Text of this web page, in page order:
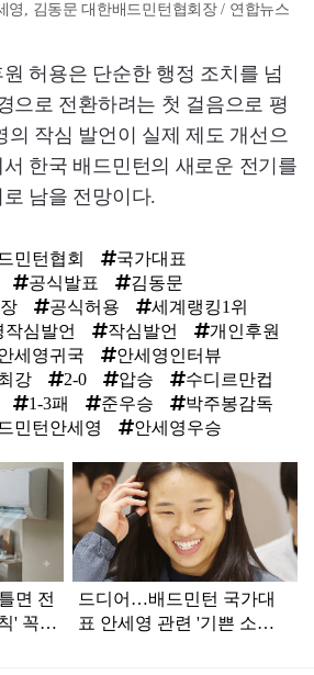
영, 김동문 대한배드민턴협회장 / 연합뉴스
허용은 단순한 행정 조치를 넘
으로 전환하려는 첫 걸음으로 평
의 작심 발언이 실제 제도 개선으
한국 배드민턴의 새로운 전기를
남을 전망이다.
민턴협회
국가대표
공식발표
김동문
공식허용
세계랭킹1위
작심발언 작심발언
개인후원
세영귀국
안세영인터뷰
강 2-0 압승
수디르만컵
1-3패 준우승
박주봉감독
민턴안세영 안세영우승
면 전
' 꼭
드디어…배드민턴 국가대
표 안세영 관련 '기쁜 소식'